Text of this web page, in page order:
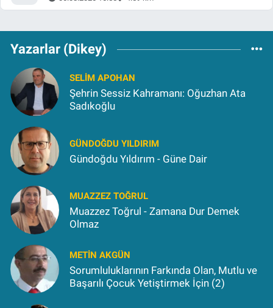
Yazarlar (Dikey)
SELIM APOHAN
Şehrin Sessiz Kahramanı: Oğuzhan Ata
Sadıkoğlu
GÜNDOĞDU YILDIRIM
Gündoğdu Yıldırım - Güne Dair
MUAZZEZ TOĞRUL
Muazzez Toğrul - Zamana Dur Demek
Olmaz
METIN AKGÜN
Sorumluluklarının Farkında Olan, Mutlu ve
Başarılı Çocuk Yetiştirmek İçin (2)